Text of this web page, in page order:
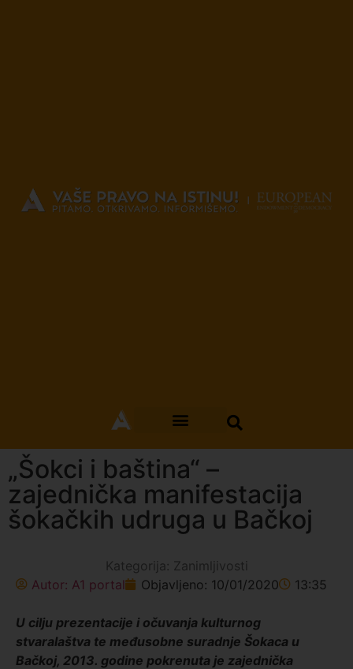
„Šokci i baština“ –
zajednička manifestacija
šokačkih udruga u Bačkoj
Kategorija: Zanimljivosti
Autor: A1 portal Objavljeno: 10/01/2020 13:35
U cilju prezentacije i očuvanja kulturnog
stvaralaštva te međusobne suradnje Šokaca u
Bačkoj, 2013. godine pokrenuta je zajednička